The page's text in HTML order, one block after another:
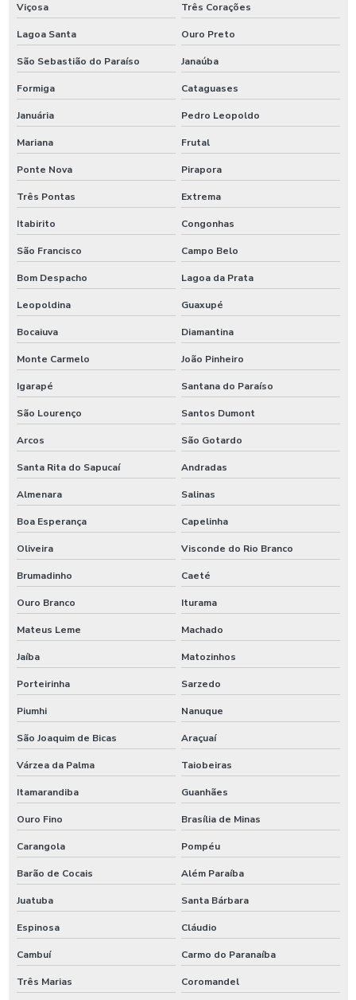
Viçosa Três Corações
Lagoa Santa Ouro Preto
São Sebastião do Paraíso Janaúba
Formiga Cataguases
Januária Pedro Leopoldo
Mariana Frutal
Ponte Nova Pirapora
Três Pontas Extrema
Itabirito Congonhas
São Francisco Campo Belo
Bom Despacho Lagoa da Prata
Leopoldina Guaxupé
Bocaiuva Diamantina
Monte Carmelo João Pinheiro
Igarapé Santana do Paraíso
São Lourenço Santos Dumont
Arcos São Gotardo
Santa Rita do Sapucaí Andradas
Almenara Salinas
Boa Esperança Capelinha
Oliveira Visconde do Rio Branco
Brumadinho Caeté
Ouro Branco Iturama
Mateus Leme Machado
Jaíba Matozinhos
Porteirinha Sarzedo
Piumhi Nanuque
São Joaquim de Bicas Araçuaí
Várzea da Palma Taiobeiras
Itamarandiba Guanhães
Ouro Fino Brasília de Minas
Carangola Pompéu
Barão de Cocais Além Paraíba
Juatuba Santa Bárbara
Espinosa Cláudio
Cambuí Carmo do Paranaíba
Três Marias Coromandel